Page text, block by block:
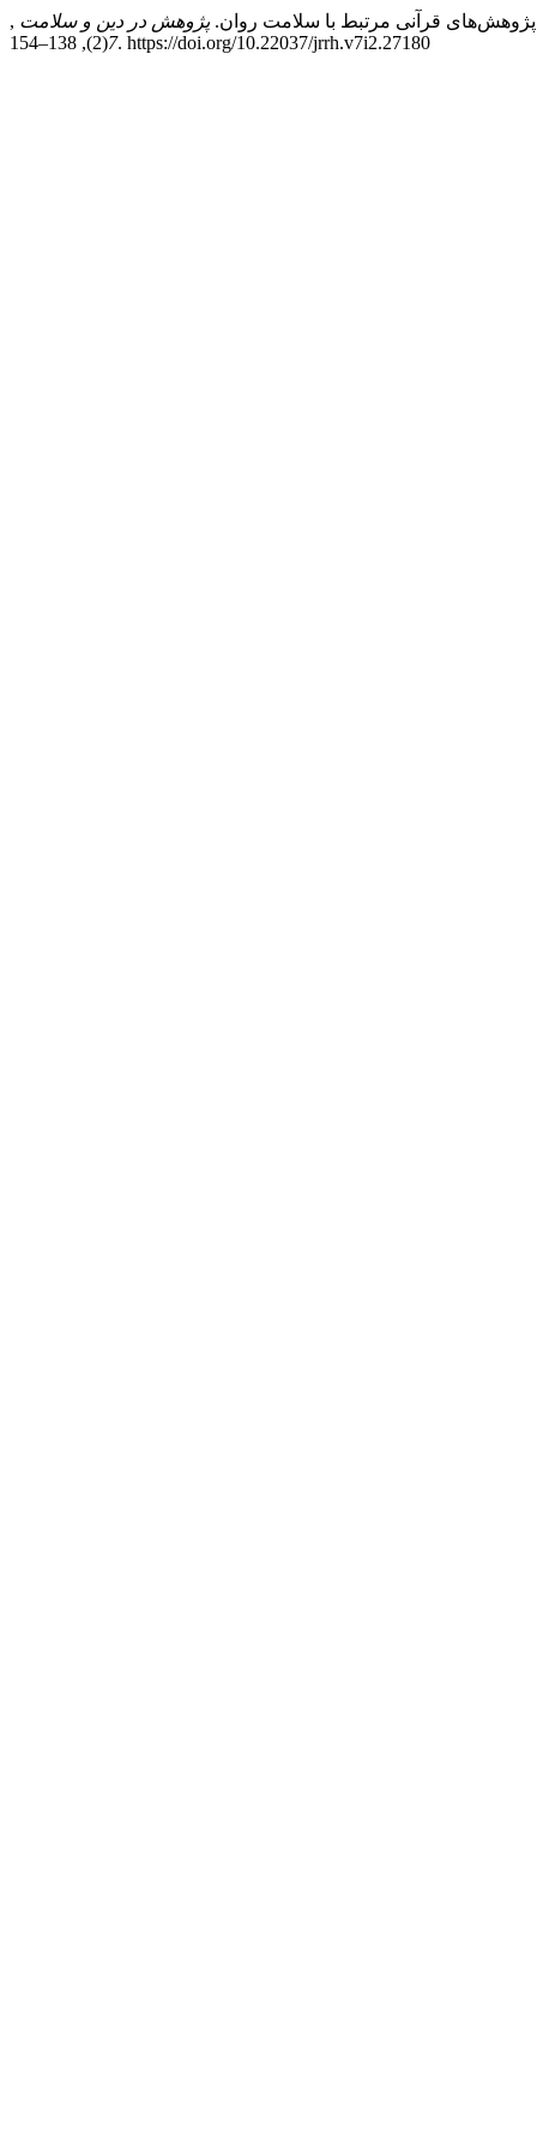
پژوهش در دین و سلامت ,
7(2), 138–154. https://doi.org/10.22037/jrrh.v7i2.27180